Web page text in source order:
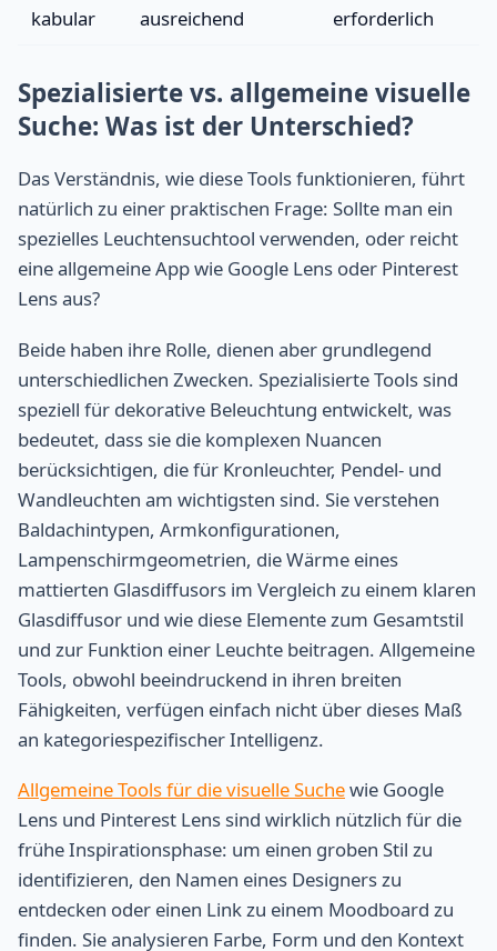
kabular
ausreichend
erforderlich
Spezialisierte vs. allgemeine visuelle
Suche: Was ist der Unterschied?
Das Verständnis, wie diese Tools funktionieren, führt
natürlich zu einer praktischen Frage: Sollte man ein
spezielles Leuchtensuchtool verwenden, oder reicht
eine allgemeine App wie Google Lens oder Pinterest
Lens aus?
Beide haben ihre Rolle, dienen aber grundlegend
unterschiedlichen Zwecken. Spezialisierte Tools sind
speziell für dekorative Beleuchtung entwickelt, was
bedeutet, dass sie die komplexen Nuancen
berücksichtigen, die für Kronleuchter, Pendel- und
Wandleuchten am wichtigsten sind. Sie verstehen
Baldachintypen, Armkonfigurationen,
Lampenschirmgeometrien, die Wärme eines
mattierten Glasdiffusors im Vergleich zu einem klaren
Glasdiffusor und wie diese Elemente zum Gesamtstil
und zur Funktion einer Leuchte beitragen. Allgemeine
Tools, obwohl beeindruckend in ihren breiten
Fähigkeiten, verfügen einfach nicht über dieses Maß
an kategoriespezifischer Intelligenz.
Allgemeine Tools für die visuelle Suchewie Google
Lens und Pinterest Lens sind wirklich nützlich für die
frühe Inspirationsphase: um einen groben Stil zu
identifizieren, den Namen eines Designers zu
entdecken oder einen Link zu einem Moodboard zu
finden. Sie analysieren Farbe, Form und den Kontext